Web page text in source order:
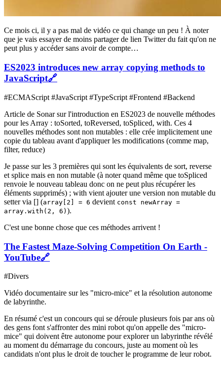
Ce mois ci, il y a pas mal de vidéo ce qui change un peu ! À noter
que je vais essayer de moins partager de lien Twitter du fait qu'on ne
peut plus y accéder sans avoir de compte…
ES2023 introduces new array copying methods to
JavaScript🔗
#ECMAScript #JavaScript #TypeScript #Frontend #Backend
Article de Sonar sur l'introduction en ES2023 de nouvelle méthodes
pour les Array : toSorted, toReversed, toSpliced, with. Ces 4
nouvelles méthodes sont non mutables : elle crée implicitement une
copie du tableau avant d'appliquer les modifications (comme map,
filter, reduce)
Je passe sur les 3 premières qui sont les équivalents de sort, reverse
et splice mais en non mutable (à noter quand même que toSpliced
renvoie le nouveau tableau donc on ne peut plus récupérer les
éléments supprimés) ; with vient ajouter une version non mutable du
setter via [] (array[2] = 6 devient const newArray =
array.with(2, 6) ).
C'est une bonne chose que ces méthodes arrivent !
The Fastest Maze-Solving Competition On Earth -
YouTube🔗
#Divers
Vidéo documentaire sur les "micro-mice" et la résolution autonome
de labyrinthe.
En résumé c'est un concours qui se déroule plusieurs fois par ans où
des gens font s'affronter des mini robot qu'on appelle des "micro-
mice" qui doivent être autonome pour explorer un labyrinthe révélé
au moment du démarrage du concours, juste au moment où les
candidats n'ont plus le droit de toucher le programme de leur robot.